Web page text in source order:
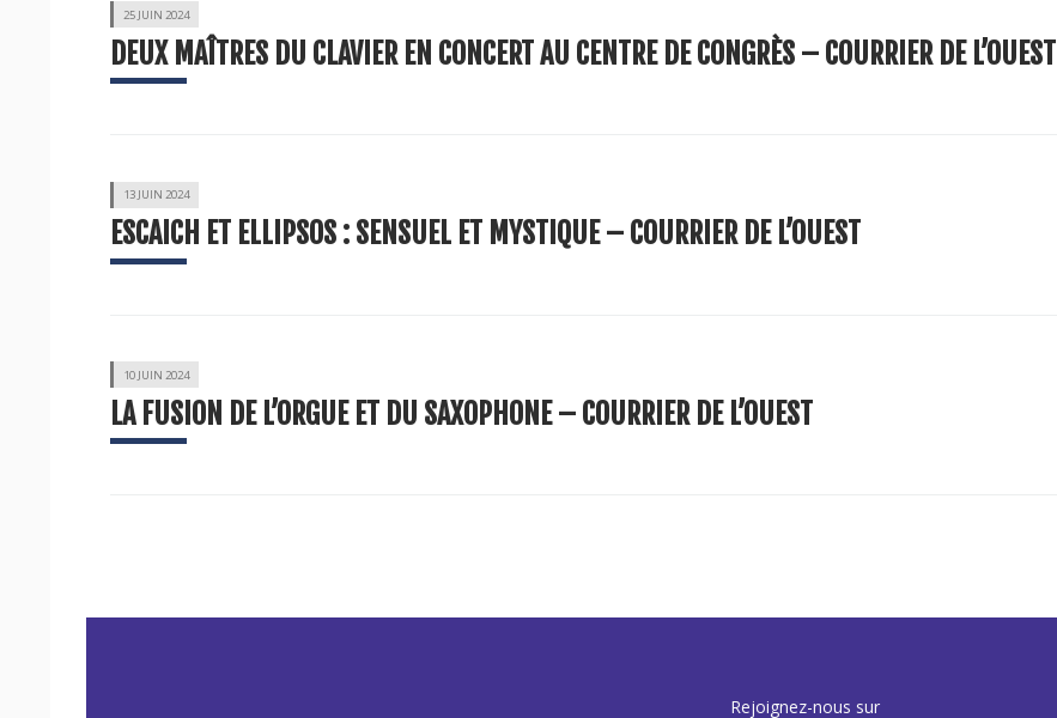
25 JUIN 2024
DEUX MAÎTRES DU CLAVIER EN CONCERT AU CENTRE DE CONGRÈS – COURRIER DE L’OUEST
13 JUIN 2024
ESCAICH ET ELLIPSOS : SENSUEL ET MYSTIQUE – COURRIER DE L’OUEST
10 JUIN 2024
LA FUSION DE L’ORGUE ET DU SAXOPHONE – COURRIER DE L’OUEST
Rejoignez-nous sur